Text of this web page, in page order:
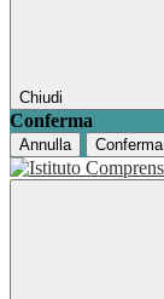
Chiudi
Conferma
Annulla Conferma